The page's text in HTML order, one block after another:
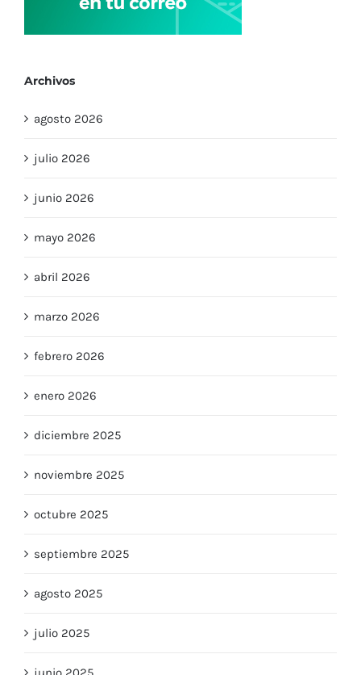
Archivos
agosto 2026
julio 2026
junio 2026
mayo 2026
abril 2026
marzo 2026
febrero 2026
enero 2026
diciembre 2025
noviembre 2025
octubre 2025
septiembre 2025
agosto 2025
julio 2025